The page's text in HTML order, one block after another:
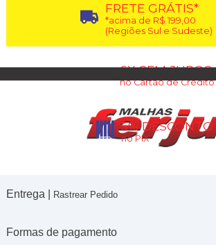
FRETE GRÁTIS*
*acima de R$ 199,00
(Regiões Sul e Sudeste)
6X SEM JUROS
no Cartão de Crédito
5% DESCONTO
no PIX
Entrega | Rastrear Pedido
Formas de pagamento